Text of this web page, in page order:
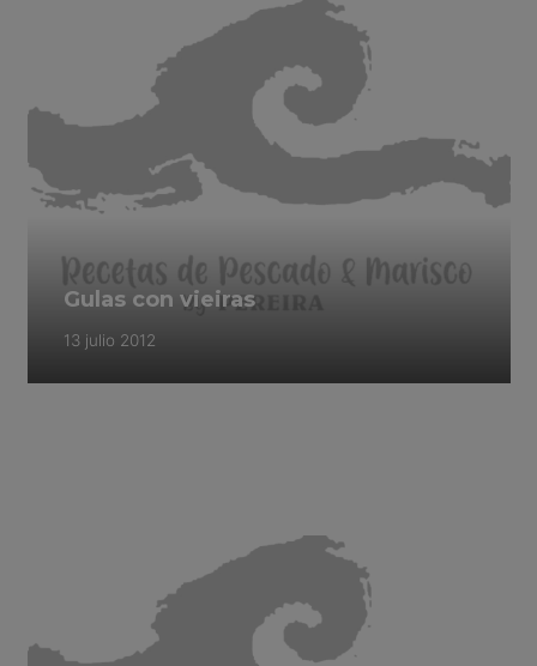
Gulas con vieiras
13 julio 2012